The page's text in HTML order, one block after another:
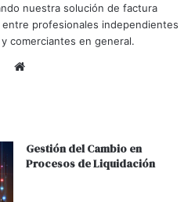
nuestra solución de factura
profesionales independientes
comerciantes en general.
Gestión del Cambio en
Procesos de Liquidación